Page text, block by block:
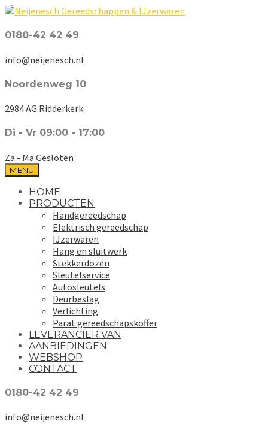
0180-42 42 49
info@neijenesch.nl
Noordenweg 10
2984 AG Ridderkerk
Di - Vr 09:00 - 17:00
Za - Ma Gesloten
MENU
HOME
PRODUCTEN
Handgereedschap
Elektrisch gereedschap
IJzerwaren
Hang en sluitwerk
Stekkerdozen
Sleutelservice
Autosleutels
Deurbeslag
Verlichting
Parat gereedschapskoffer
LEVERANCIER VAN
AANBIEDINGEN
WEBSHOP
CONTACT
0180-42 42 49
info@neijenesch.nl